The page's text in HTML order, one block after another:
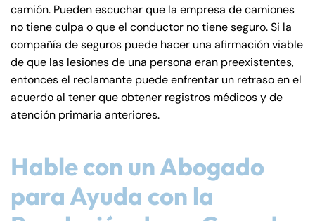
camión. Pueden escuchar que la empresa de camiones
no tiene culpa o que el conductor no tiene seguro. Si la
compañía de seguros puede hacer una afirmación viable
de que las lesiones de una persona eran preexistentes,
entonces el reclamante puede enfrentar un retraso en el
acuerdo al tener que obtener registros médicos y de
atención primaria anteriores.
Hable con un Abogado
para Ayuda con la